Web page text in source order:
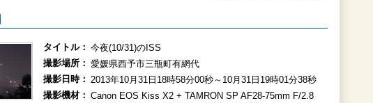
タイトル： 今夜(10/31)のISS
撮影場所： 愛媛県西予市三瓶町有網代
撮影日時： 2013年10月31日18時58分00秒～10月31日19時01分38秒
撮影機材： Canon EOS Kiss X2 + TAMRON SP AF28-75mm F/2.8